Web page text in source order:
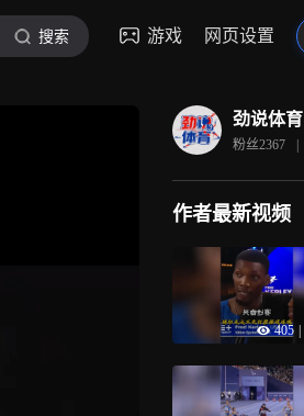
搜索 游戏 网页设置
劲说体育
粉丝2367 |
作者最新视频
405